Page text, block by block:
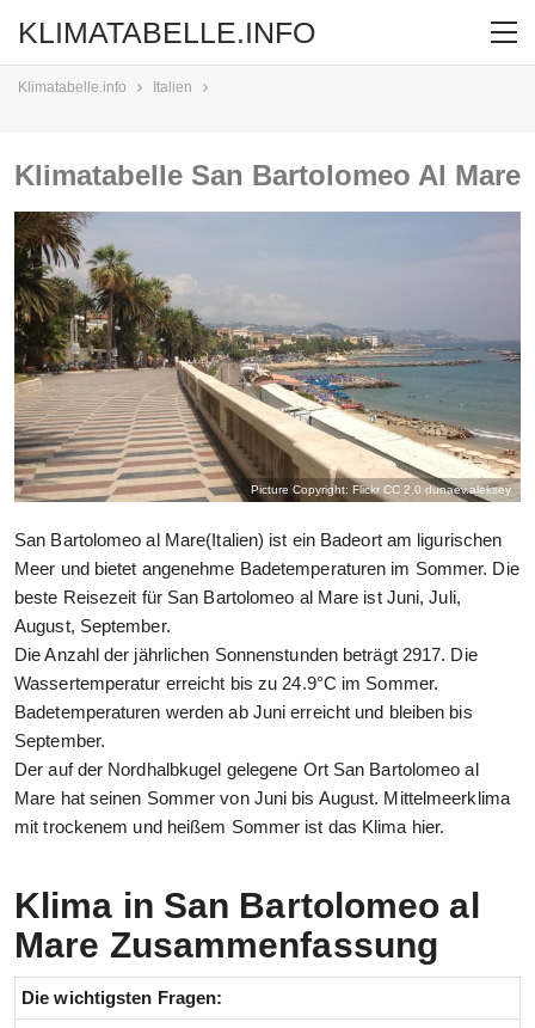
KLIMATABELLE.INFO
Klimatabelle.info Italien
Klimatabelle San Bartolomeo Al Mare
Picture Copyright: Flickr CC 2.0 dunaev.aleksey
San Bartolomeo al Mare(Italien) ist ein Badeort am ligurischen
Meer und bietet angenehme Badetemperaturen im Sommer. Die
beste Reisezeit für San Bartolomeo al Mare ist Juni, Juli,
August, September.
Die Anzahl der jährlichen Sonnenstunden beträgt 2917. Die
Wassertemperatur erreicht bis zu 24.9°C im Sommer.
Badetemperaturen werden ab Juni erreicht und bleiben bis
September.
Der auf der Nordhalbkugel gelegene Ort San Bartolomeo al
Mare hat seinen Sommer von Juni bis August. Mittelmeerklima
mit trockenem und heißem Sommer ist das Klima hier.
Klima in San Bartolomeo al
Mare Zusammenfassung
Die wichtigsten Fragen: